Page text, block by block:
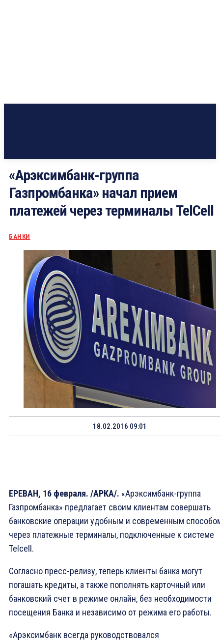
«Арэксимбанк-группа
Газпромбанка» начал прием
платежей через терминалы TelCell
БАНКИ
18.02.2016 09:01
ЕРЕВАН, 16 февраля. /АРКА/. «Арэксимбанк-группа
Газпромбанка» предлагает своим клиентам совершать
банковские операции удобным и современным
через платежные терминалы, подключенные к системе
Telcell.
Согласно пресс-релизу, теперь клиенты банка могут
погашать кредиты, а также пополнять карточный или
банковский счет в режиме онлайн, без необходимости
посещения Банка и независимо от режима его работы.
«Арэксимбанк всегда руководствовался